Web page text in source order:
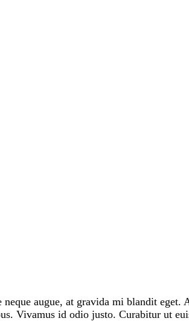
augue, at gravida mi blandit eget.
Vivamus id odio justo. Curabitur ut